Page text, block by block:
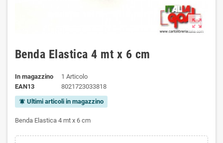
zoom_out_map
Benda Elastica 4 mt x 6 cm
In magazzino
1 Articolo
EAN13
8021723033818
notifications_active Ultimi articoli in magazzino
Benda Elastica 4 mt x 6 cm